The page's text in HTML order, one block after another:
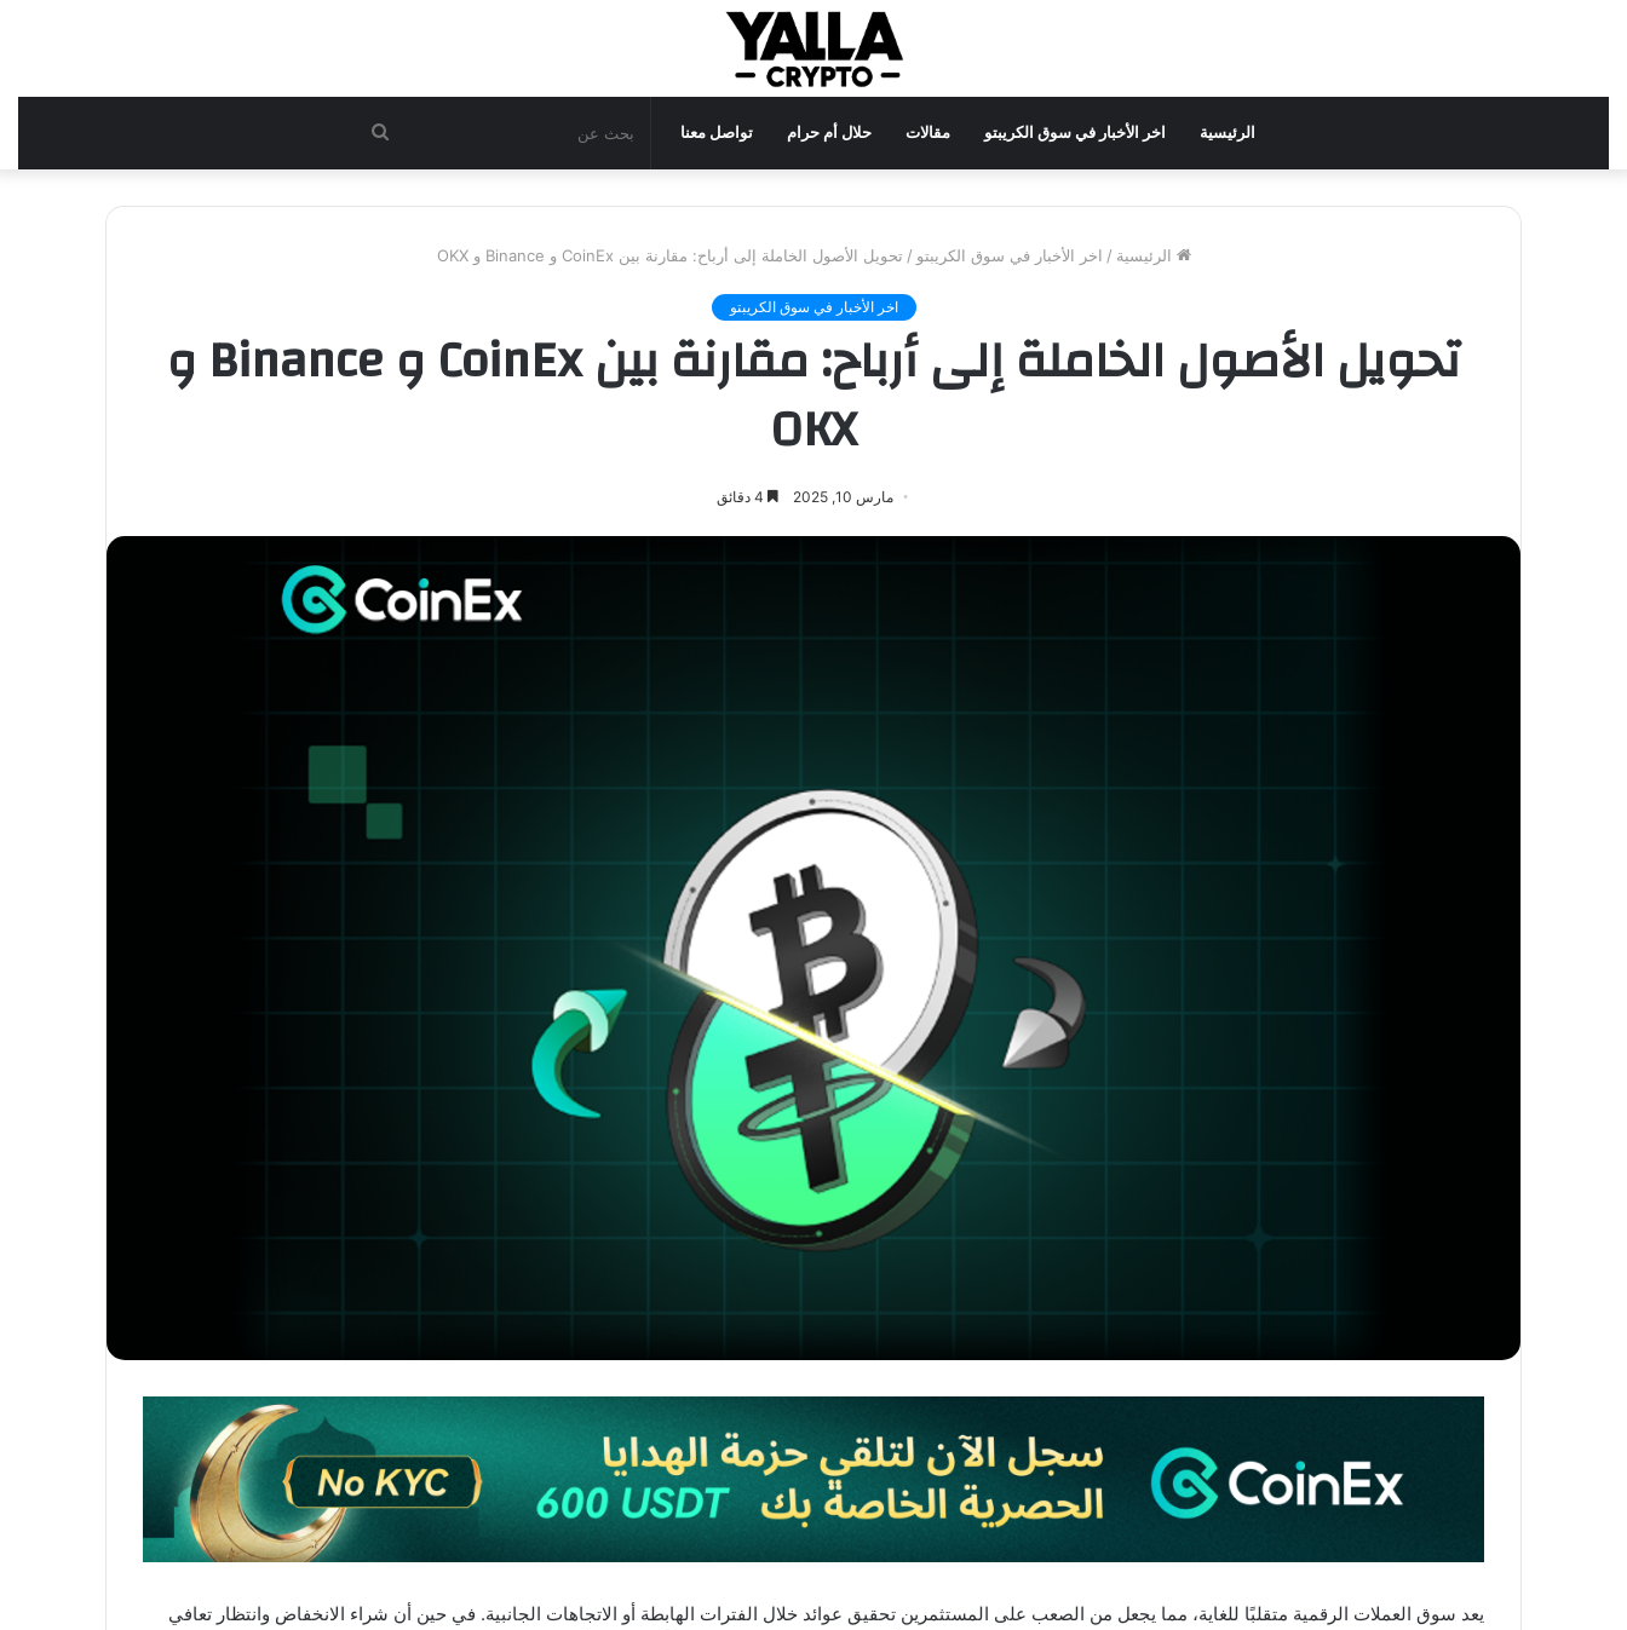
الرئيسية اخر الأخبار في سوق الكريبتو مقالات حلال أم حرام تواصل معنا بحث
عن
الرئيسية / اخر الأخبار في سوق الكريبتو / تحويل الأصول الخاملة إلى أرباح: مقارنة بين CoinEx و Binance و OKX
اخر الأخبار في سوق الكريبتو
تحويل الأصول الخاملة إلى أرباح: مقارنة بين CoinEx و Binance و
OKX
مارس 10, 2025
يعد سوق العملات الرقمية متقلبًا للغاية، مما يجعل من الصعب على المستثمرين تحقيق عوائد خلال الفترات الهابطة أو الاتجاهات الجانبية. في حين أن شراء الانخفاض وانتظار تعافي